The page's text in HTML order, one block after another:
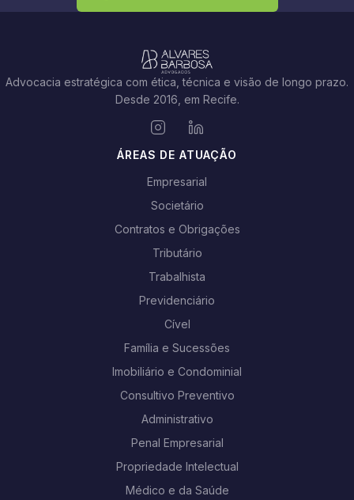
Advocacia estratégica com ética, técnica e visão de longo prazo.
Desde 2016, em Recife.
ÁREAS DE ATUAÇÃO
Empresarial
Societário
Contratos e Obrigações
Tributário
Trabalhista
Previdenciário
Cível
Família e Sucessões
Imobiliário e Condominial
Consultivo Preventivo
Administrativo
Penal Empresarial
Propriedade Intelectual
Médico e da Saúde